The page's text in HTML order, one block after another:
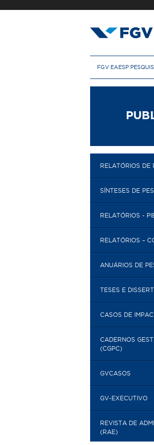
n
c
i
a
FGV EAESP
RELATÓRIOS DE
SÍNTESES DE
RELATÓRIOS -
RELATÓRIOS –
ANUÁRIOS DE
TESES E
CASOS DE
CADERNOS
(CGPC)
GVCASOS
GV-EXECUTIVO
REVISTA DE
(RAE)